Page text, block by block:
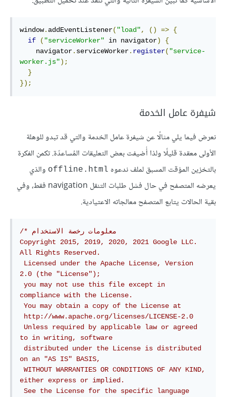
window. addEventListener( "load", () => {
if
( "serviceWorker" in navigator)
{
    navigator
. serviceWorker. register( "service-
worker.js");
}
});
شيفرة عامل الخدمة
نعرض فيما يلي مثالًا عن شيفرة عامل الخدمة والتي قد تبدو للوهلة
الأولى معقدة قليلًا ولذا أُضيفت بعض التعليقات المُساعدّة. تكمن الفكرة
بالتخزين المؤقت المسبق لملف ندعوه offline.html والذي
يعرضه المتصفح في حال فشل طلبات التنقل navigation فقط، وفي
بقية الحالات يتابع المتصفح معالجاته الاعتيادية.
/* معلومات رخصة الاستخدام
Copyright 2015, 2019, 2020, 2021 Google LLC.
All Rights Reserved.
2.0 (the "License");
compliance with the License.
to in writing, software
on an "AS IS" BASIS,
either express or implied.